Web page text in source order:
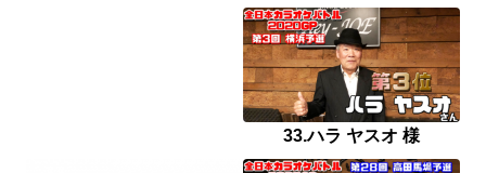
33.ハラ ヤスオ 様